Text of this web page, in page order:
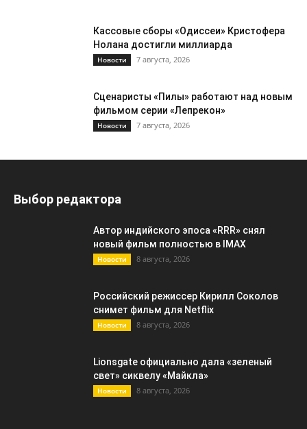
Кассовые сборы «Одиссеи» Кристофера
Нолана достигли миллиарда
Новости 7 августа, 2026
Сценаристы «Пилы» работают над новым
фильмом серии «Лепрекон»
Новости 7 августа, 2026
Выбор редактора
Автор индийского эпоса «RRR» снял
новый фильм полностью в IMAX
Новости 8 августа, 2026
Российский режиссер Кирилл Соколов
снимет фильм для Netflix
Новости 8 августа, 2026
Lionsgate официально дала «зеленый
свет» сиквелу «Майкла»
Новости 8 августа, 2026